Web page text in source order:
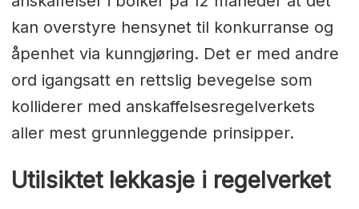
kan overstyre hensynet til konkurranse og
åpenhet via kunngjøring. Det er med andre
ord igangsatt en rettslig bevegelse som
kolliderer med anskaffelsesregelverkets
aller mest grunnleggende prinsipper.
Utilsiktet lekkasje i regelverket